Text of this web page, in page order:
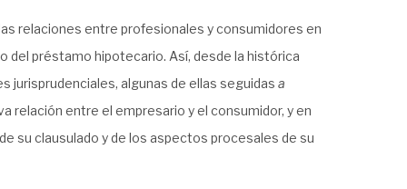
relaciones entre profesionales y consumidores en
del préstamo hipotecario. Así, desde la histórica
algunas de ellas seguidas a
relación entre el empresario y el consumidor, y en
su clausulado y de los aspectos procesales de su